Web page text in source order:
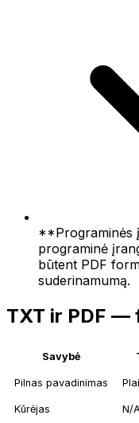
**Programinės
programinė
būtent PDF
suderinamumą.
TXT ir PDF —
Savybė
Pilnas pavadinimas
Kūrėjas N/